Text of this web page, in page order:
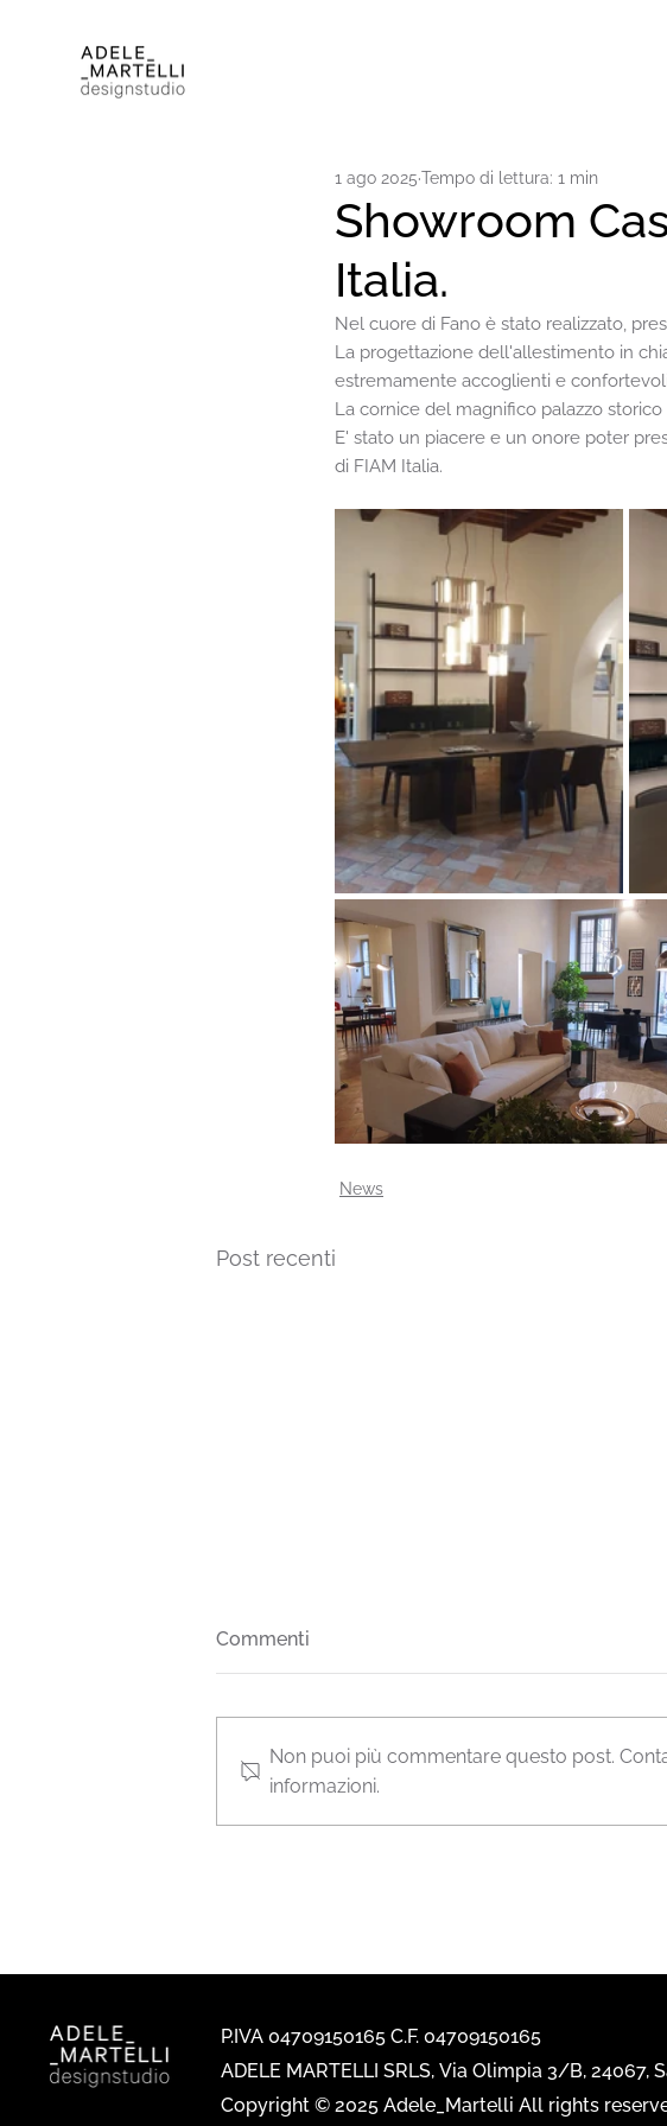
Showroom
Italia.
1 ago 2025 Tempo di lettura: 1 min
Nel cuore di Fano è stato realizzato,
La progettazione dell'allestimento in
estremamente accoglienti e
La cornice del magnifico palazzo
E' stato un piacere e un onore poter
di FIAM Italia.
News
Post recenti
Esce il nuovo catalogo
Commenti
Non puoi più commentare questo post.
informazioni.
P.IVA 04709150165 C.F. 04709150165
ADELE MARTELLI SRLS, Via Olimpia 3/B, 24067,
Copyright © 2025 Adele_Martelli All rights